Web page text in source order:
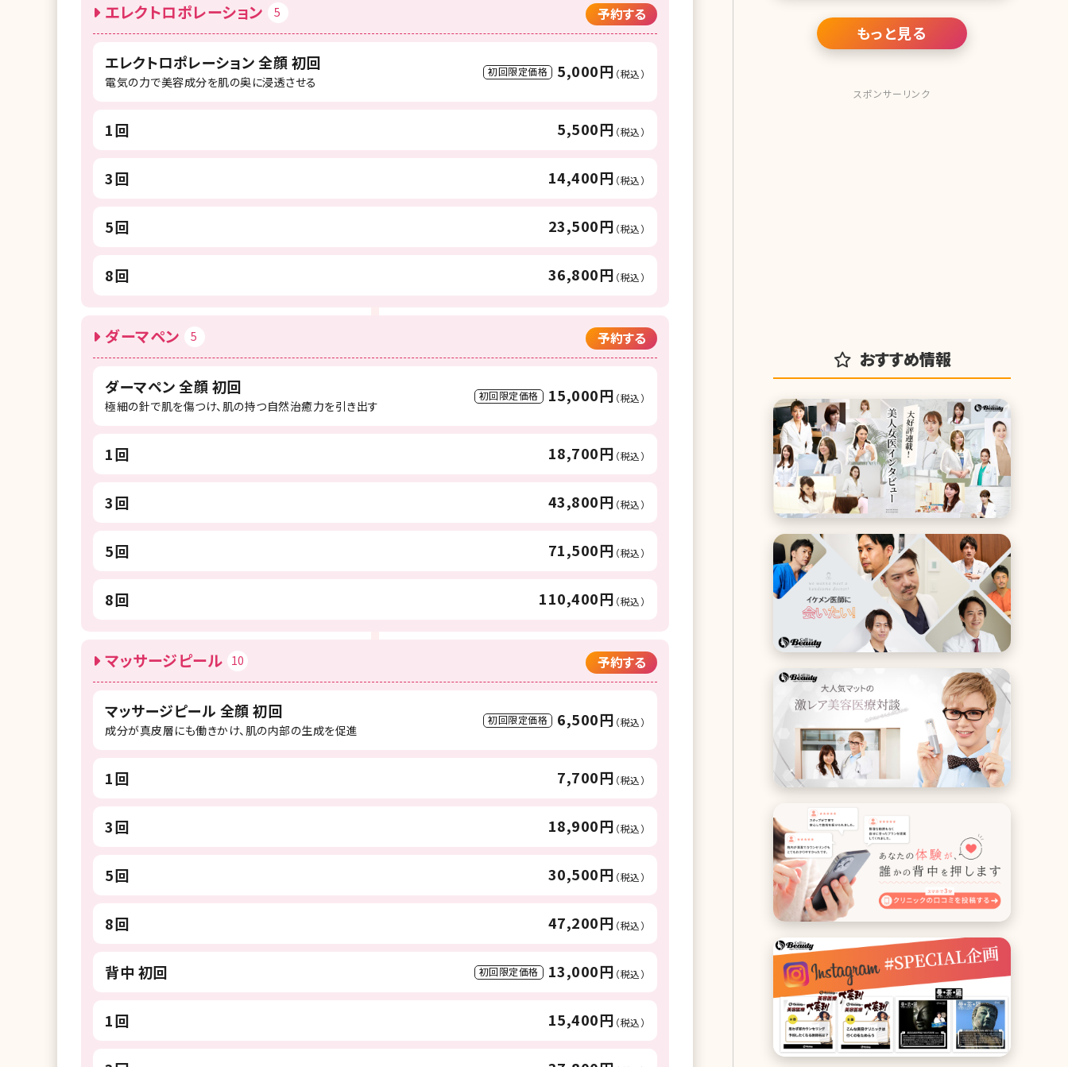
エレクトロポレーション 5 予約する
エレクトロポレーション 全顔 初回
電気の力で美容成分を肌の奥に浸透させる
初回限定価格 5,000円 （税込）
1回 5,500円 （税込）
3回 14,400円 （税込）
5回 23,500円 （税込）
8回 36,800円 （税込）
ダーマペン 5 予約する
ダーマペン 全顔 初回
極細の針で肌を傷つけ、肌の持つ自然治癒力を引き出す
初回限定価格 15,000円 （税込）
1回 18,700円 （税込）
3回 43,800円 （税込）
5回 71,500円 （税込）
8回 110,400円 （税込）
マッサージピール 10 予約する
マッサージピール 全顔 初回
成分が真皮層にも働きかけ、肌の内部の生成を促進
初回限定価格 6,500円 （税込）
1回 7,700円 （税込）
3回 18,900円 （税込）
5回 30,500円 （税込）
8回 47,200円 （税込）
背中 初回 初回限定価格 13,000円 （税込）
1回 15,400円 （税込）
もっと見る
スポンサーリンク
おすすめ情報